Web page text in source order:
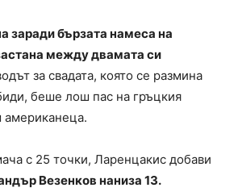
заради бързата намеса на
между двамата си
за свадата, която се размина
беше лош пас на гръцкия
американеца.
с 25 точки, Ларенцакис добави
Везенков наниза 13.